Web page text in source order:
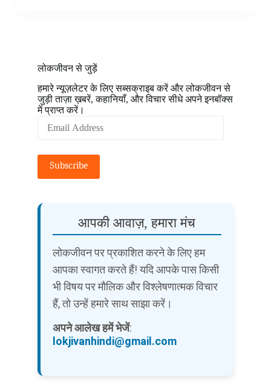
लोकजीवन से जुड़ें
हमारे न्यूज़लेटर के लिए सब्सक्राइब करें और लोकजीवन से
जुड़ी ताज़ा ख़बरें, कहानियाँ, और विचार सीधे अपने इनबॉक्स
में प्राप्त करें।
Address
Subscribe
आपकी आवाज़, हमारा मंच
लोकजीवन पर प्रकाशित करने के लिए हम
आपका स्वागत करते हैं! यदि आपके पास किसी
भी विषय पर मौलिक और विश्लेषणात्मक विचार
हैं, तो उन्हें हमारे साथ साझा करें।
अपने आलेख हमें भेजें:
lokjivanhindi@gmail.com